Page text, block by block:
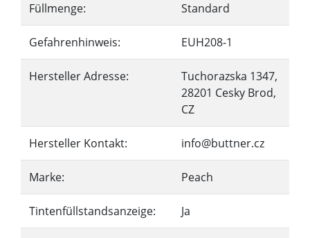
Füllmenge: Standard
Gefahrenhinweis: EUH208-1
Hersteller Adresse:
Tuchorazska 1347,
28201 Cesky Brod,
CZ
Hersteller Kontakt: info@buttner.cz
Marke: Peach
Tintenfüllstandsanzeige: Ja